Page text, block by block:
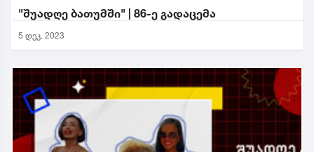
"შუადღე ბათუმში" | 86-ე გადაცემა
5 დეკ. 2023